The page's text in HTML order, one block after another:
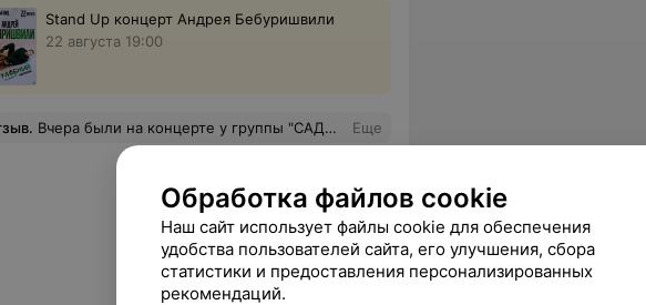
Stand Up концерт Андрея Бебуришвили
22 августа 19:00
. Вчера были на концерте у группы "САДКО". Блистательное предъявление, великолепное исполнение народных и своих песен; Божественные голоса; ни с чем не сравнимое взаимодействие и контакт с публикой. Взаимное удовольствие получили все; это было глобально, блестяще и несравненно. С уважение,любители народной песни. Еще
Обработка файлов cookie
Наш сайт использует файлы cookie для обеспечения
удобства пользователей сайта, его улучшения, сбора
статистики и предоставления персонализированных
рекомендаций.